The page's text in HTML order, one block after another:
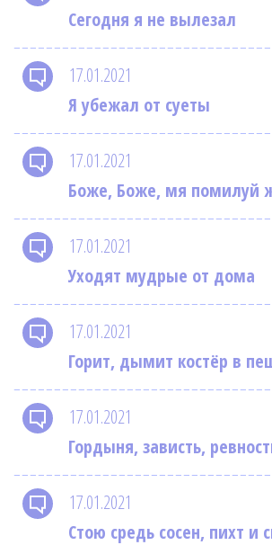
Сегодня я не вылезал
17.01.2021
Я убежал от суеты
17.01.2021
Боже, Боже, мя помилуй
17.01.2021
Уходят мудрые от дома
17.01.2021
Горит, дымит костёр в
17.01.2021
Гордыня, зависть,
17.01.2021
Стою средь сосен, пихт и